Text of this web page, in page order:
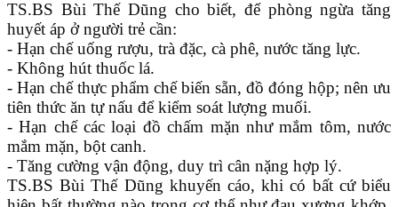
TS.BS Bùi Thế Dũng cho biết, để phòng ngừa tăng
huyết áp ở người trẻ cần:
- Hạn chế uống rượu, trà đặc, cà phê, nước tăng lực.
- Không hút thuốc lá.
- Hạn chế thực phẩm chế biến sẵn, đồ đóng hộp; nên ưu
tiên thức ăn tự nấu để kiểm soát lượng muối.
- Hạn chế các loại đồ chấm mặn như mắm tôm, nước
mắm mặn, bột canh.
- Tăng cường vận động, duy trì cân nặng hợp lý.
TS.BS Bùi Thế Dũng khuyến cáo, khi có bất cứ biểu